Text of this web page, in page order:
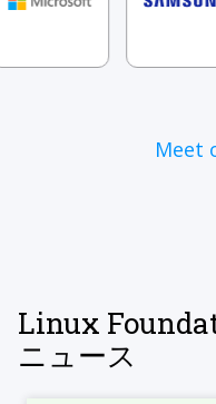
Meet
Linux
ニュース